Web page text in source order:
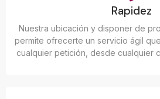
Rapidez
Nuestra ubicación y disponer de
permite ofrecerte un servicio ágil
cualquier petición, desde cualquier